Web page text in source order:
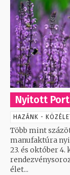
Nyitott
HAZÁNK -
Több mint
manufaktúra
23. és október
rendezvénysorozat részeként.
élet...